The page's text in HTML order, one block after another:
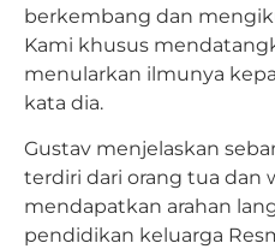
berkembang dan
Kami khusus
menularkan ilmunya
kata dia.
Gustav menjelaskan
terdiri dari orang tua dan
mendapatkan arahan
pendidikan keluarga